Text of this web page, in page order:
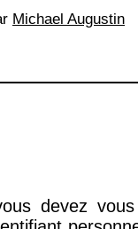
Michael Augustin
devez